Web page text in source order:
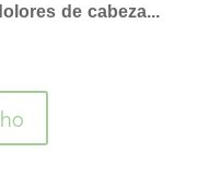
de cabeza...